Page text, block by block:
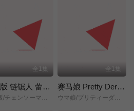
全1集
剧场版 链锯人 蕾塞篇(正式版)
全1集
赛马娘 Pretty Derby 新时代之门